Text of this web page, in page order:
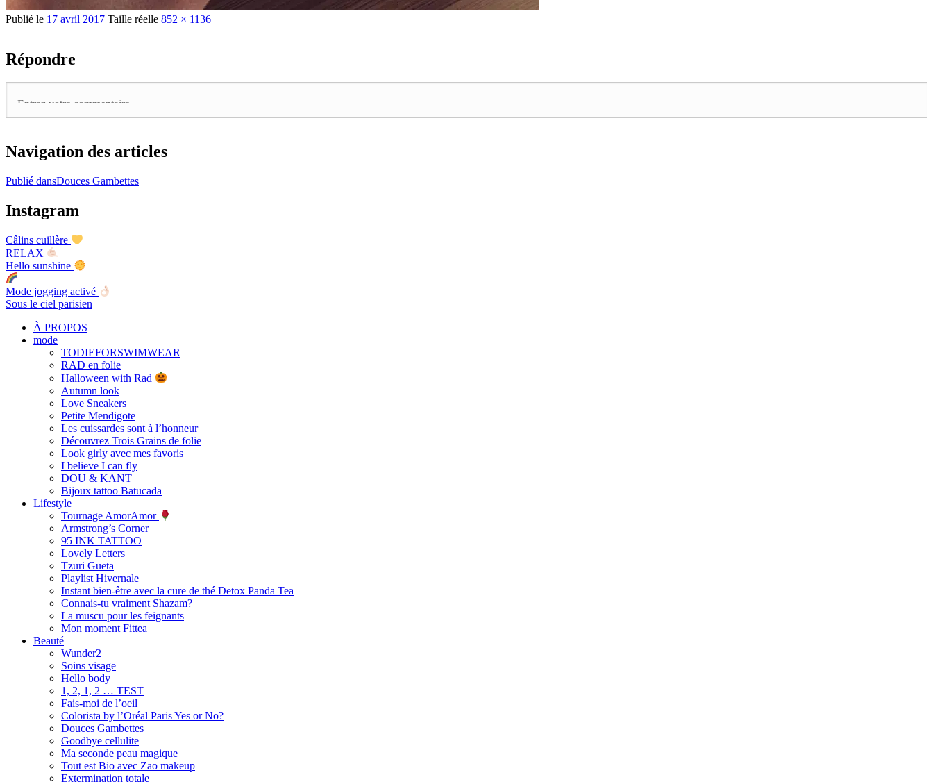
Publié le 17 avril 2017 Taille réelle 852 × 1136
Répondre
Navigation des articles
Publié dansDouces Gambettes
Instagram
Câlins cuillère
RELAX
Hello sunshine
Mode jogging activé
Sous le ciel parisien
À PROPOS
mode
TODIEFORSWIMWEAR
RAD en folie
Halloween with Rad
Autumn look
Love Sneakers
Petite Mendigote
Les cuissardes sont à l’honneur
Découvrez Trois Grains de folie
Look girly avec mes favoris
I believe I can fly
DOU & KANT
Bijoux tattoo Batucada
Lifestyle
Tournage AmorAmor
Armstrong’s Corner
95 INK TATTOO
Lovely Letters
Tzuri Gueta
Playlist Hivernale
Instant bien-être avec la cure de thé Detox Panda Tea
Connais-tu vraiment Shazam?
La muscu pour les feignants
Mon moment Fittea
Beauté
Wunder2
Soins visage
Hello body
1, 2, 1, 2 … TEST
Fais-moi de l’oeil
Colorista by l’Oréal Paris Yes or No?
Douces Gambettes
Goodbye cellulite
Ma seconde peau magique
Tout est Bio avec Zao makeup
Extermination totale